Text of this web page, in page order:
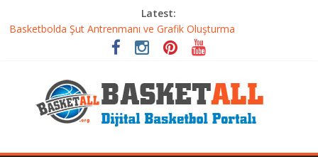
Latest:
Basketbolda Şut Antrenmanı ve Grafik Oluşturma
Iverson’dan Kyrie’e: Top Sürme Sanatının Dramatik Evrimi
Dünyanın En İyi Basketbol Takımı: Gerçek Şampiyon Kim?
Basketbolcu Beslenmesi: Performansı Artıran Bilimsel
Yaklaşımlar